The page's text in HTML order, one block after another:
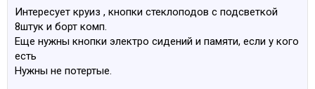
Интересует круиз , кнопки стеклоподов с подсветкой
8штук и борт комп.
Еще нужны кнопки электро сидений и памяти, если у кого
есть
Нужны не потертые.